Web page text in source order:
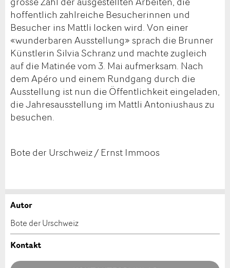
hoffentlich zahlreiche Besucherinnen und
Besucher ins Mattli locken wird. Von einer
«wunderbaren Ausstellung» sprach die Brunner
Künstlerin Silvia Schranz und machte zugleich
auf die Matinée vom 3. Mai aufmerksam. Nach
dem Apéro und einem Rundgang durch die
Ausstellung ist nun die Öffentlichkeit eingeladen,
die Jahresausstellung im Mattli Antoniushaus zu
besuchen.
Bote der Urschweiz / Ernst Immoos
Anzeige beanstanden
Ihr Feedback wird sehr geschätzt!
Anzeige weiterempfehlen
Empfehlen Sie diese Anzeige an Freunde weiter.
Autor
Bote der Urschweiz
Kontakt